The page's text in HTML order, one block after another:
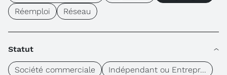
Réemploi
Réseau
Statut
Société commerciale
Indépendant ou Entrepr...